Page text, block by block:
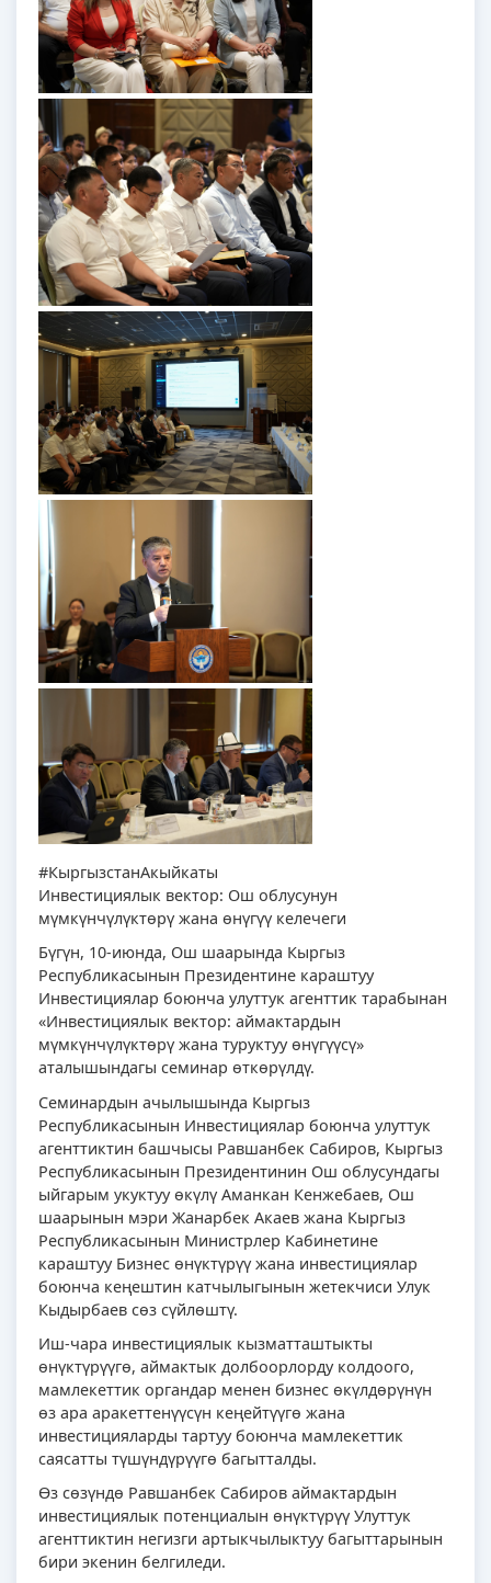
#КыргызстанАкыйкаты
Инвестициялык вектор: Ош облусунун
мүмкүнчүлүктөрү жана өнүгүү келечеги
Бүгүн, 10-июнда, Ош шаарында Кыргыз
Республикасынын Президентине караштуу
Инвестициялар боюнча улуттук агенттик тарабынан
«Инвестициялык вектор: аймактардын
мүмкүнчүлүктөрү жана туруктуу өнүгүүсү»
аталышындагы семинар өткөрүлдү.
Семинардын ачылышында Кыргыз
Республикасынын Инвестициялар боюнча улуттук
агенттиктин башчысы Равшанбек Сабиров, Кыргыз
Республикасынын Президентинин Ош облусундагы
ыйгарым укуктуу өкүлү Аманкан Кенжебаев, Ош
шаарынын мэри Жанарбек Акаев жана Кыргыз
Республикасынын Министрлер Кабинетине
караштуу Бизнес өнүктүрүү жана инвестициялар
боюнча кеңештин катчылыгынын жетекчиси Улук
Кыдырбаев сөз сүйлөштү.
Иш-чара инвестициялык кызматташтыкты
өнүктүрүүгө, аймактык долбоорлорду колдоого,
мамлекеттик органдар менен бизнес өкүлдөрүнүн
өз ара аракеттенүүсүн кеңейтүүгө жана
инвестицияларды тартуу боюнча мамлекеттик
саясатты түшүндүрүүгө багытталды.
Өз сөзүндө Равшанбек Сабиров аймактардын
инвестициялык потенциалын өнүктүрүү Улуттук
агенттиктин негизги артыкчылыктуу багыттарынын
бири экенин белгиледи.